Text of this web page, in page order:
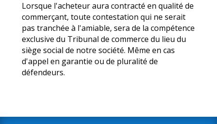
Lorsque l'acheteur aura contracté en qualité de
commerçant, toute contestation qui ne serait
pas tranchée à l'amiable, sera de la compétence
exclusive du Tribunal de commerce du lieu du
siège social de notre société. Même en cas
d'appel en garantie ou de pluralité de
défendeurs.